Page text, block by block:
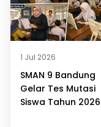
1 Jul 2026
SMAN 9 Bandung
Gelar Tes Mutasi
Siswa Tahun 2026